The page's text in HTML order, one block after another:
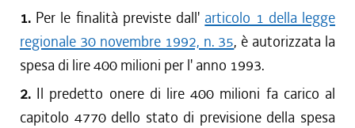
1. Per le finalità previste dall' articolo 1 della legge
regionale 30 novembre 1992, n. 35, è autorizzata la
spesa di lire 400 milioni per l' anno 1993.
2. Il predetto onere di lire 400 milioni fa carico al
capitolo 4770 dello stato di previsione della spesa